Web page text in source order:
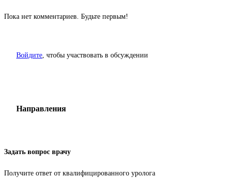
Пока нет комментариев. Будьте первым!
Войдите, чтобы участвовать в обсуждении
Направления
Задать вопрос врачу
Получите ответ от квалифицированного уролога